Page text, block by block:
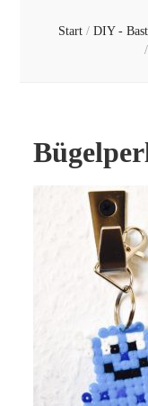
Start / DIY -
/